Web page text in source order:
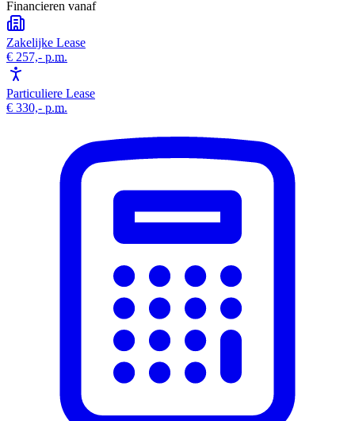
Financieren vanaf
Zakelijke Lease
€ 257,- p.m.
Particuliere Lease
€ 330,- p.m.